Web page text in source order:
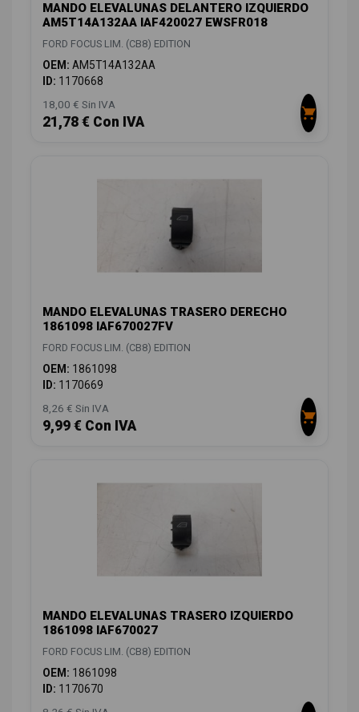
MANDO ELEVALUNAS DELANTERO IZQUIERDO
AM5T14A132AA IAF420027 EWSFR018
FORD FOCUS LIM. (CB8) EDITION
OEM: AM5T14A132AA
ID: 1170668
18,00 € Sin IVA
21,78 € Con IVA
MANDO ELEVALUNAS TRASERO DERECHO
1861098 IAF670027FV
FORD FOCUS LIM. (CB8) EDITION
OEM: 1861098
ID: 1170669
8,26 € Sin IVA
9,99 € Con IVA
MANDO ELEVALUNAS TRASERO IZQUIERDO
1861098 IAF670027
FORD FOCUS LIM. (CB8) EDITION
OEM: 1861098
ID: 1170670